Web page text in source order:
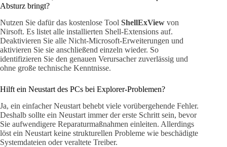
Absturz bringt?
Nutzen Sie dafür das kostenlose Tool ShellExView von
Nirsoft. Es listet alle installierten Shell-Extensions auf.
Deaktivieren Sie alle Nicht-Microsoft-Erweiterungen und
aktivieren Sie sie anschließend einzeln wieder. So
identifizieren Sie den genauen Verursacher zuverlässig und
ohne große technische Kenntnisse.
Hilft ein Neustart des PCs bei Explorer-Problemen?
Ja, ein einfacher Neustart behebt viele vorübergehende Fehler.
Deshalb sollte ein Neustart immer der erste Schritt sein, bevor
Sie aufwendigere Reparaturmaßnahmen einleiten. Allerdings
löst ein Neustart keine strukturellen Probleme wie beschädigte
Systemdateien oder veraltete Treiber.